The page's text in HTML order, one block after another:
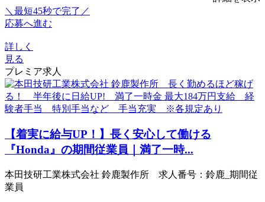
＼最短45秒で完了／
応募へ進む
詳しく
見る
プレミア求人
【着実に給与UP！】長く安心して働ける
『Honda』の期間従業員｜満了一時...
本田技研工業株式会社 鈴鹿製作所 求人番号：鈴鹿_期間従
業員